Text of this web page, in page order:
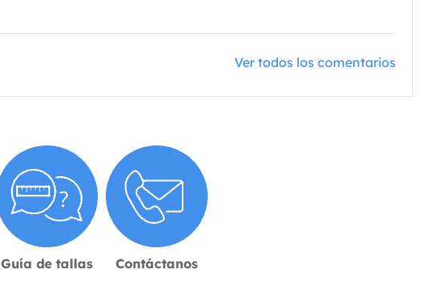
Ver todos los comentarios
Guía de tallas Contáctanos